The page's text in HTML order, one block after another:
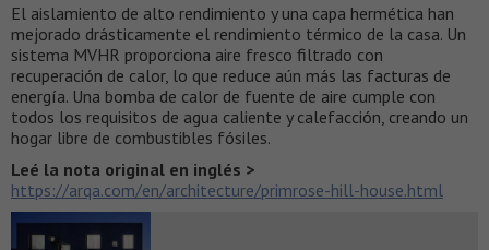
El aislamiento de alto rendimiento y una capa hermética han
mejorado drásticamente el rendimiento térmico de la casa. Un
sistema MVHR proporciona aire fresco filtrado con
recuperación de calor, lo que reduce aún más las facturas de
energía. Una bomba de calor de fuente de aire cumple con
todos los requisitos de agua caliente y calefacción, creando un
hogar libre de combustibles fósiles.
Leé la nota original en inglés >
https://arqa.com/en/architecture/primrose-hill-house.html